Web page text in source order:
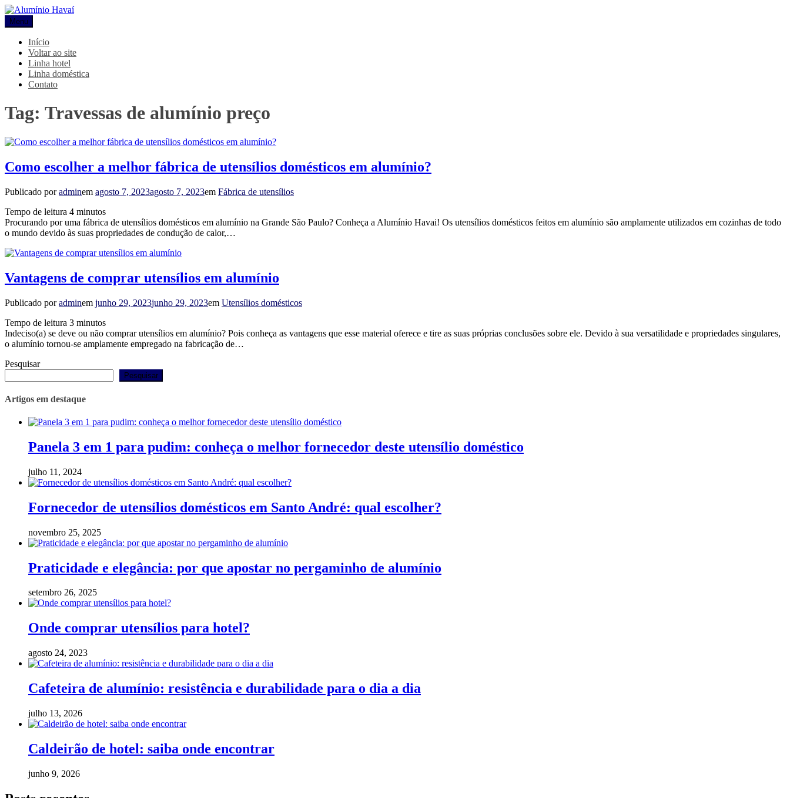
Pular
para
o
conteúdo
Alumínio Havaí
Blog Alumínio Havaí
Menu
Início
Voltar ao site
Linha hotel
Linha doméstica
Contato
Tag: Travessas de alumínio preço
Como escolher a melhor fábrica de utensílios domésticos em alumínio?
Publicado poradminem agosto 7, 2023agosto 7, 2023em Fábrica de utensílios
Tempo de leitura 4 minutos
Procurando por uma fábrica de utensílios domésticos em alumínio na Grande São Paulo? Conheça a Alumínio Havai! Os utensílios domésticos feitos em alumínio são amplamente utilizados em cozinhas de todo
o mundo devido às suas propriedades de condução de calor,…
Vantagens de comprar utensílios em alumínio
Publicado poradminem junho 29, 2023junho 29, 2023em Utensílios domésticos
Tempo de leitura 3 minutos
Indeciso(a) se deve ou não comprar utensílios em alumínio? Pois conheça as vantagens que esse material oferece e tire as suas próprias conclusões sobre ele. Devido à sua versatilidade e propriedades singulares,
o alumínio tornou-se amplamente empregado na fabricação de…
Pesquisar
Pesquisar
Artigos em destaque
Panela 3 em 1 para pudim: conheça o melhor fornecedor deste utensílio doméstico
julho 11, 2024
Fornecedor de utensílios domésticos em Santo André: qual escolher?
novembro 25, 2025
Praticidade e elegância: por que apostar no pergaminho de alumínio
setembro 26, 2025
Onde comprar utensílios para hotel?
agosto 24, 2023
Cafeteira de alumínio: resistência e durabilidade para o dia a dia
julho 13, 2026
Caldeirão de hotel: saiba onde encontrar
junho 9, 2026